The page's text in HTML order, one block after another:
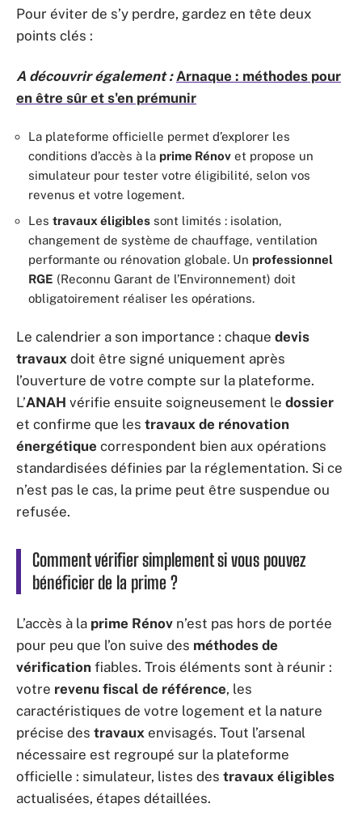
Pour éviter de s’y perdre, gardez en tête deux
points clés :
A découvrir également : Arnaque : méthodes pour
en être sûr et s'en prémunir
La plateforme officielle permet d’explorer les
conditions d’accès à la prime Rénov et propose un
simulateur pour tester votre éligibilité, selon vos
revenus et votre logement.
Les travaux éligibles sont limités : isolation,
changement de système de chauffage, ventilation
performante ou rénovation globale. Un professionnel
RGE (Reconnu Garant de l’Environnement) doit
obligatoirement réaliser les opérations.
Le calendrier a son importance : chaque devis
travaux doit être signé uniquement après
l’ouverture de votre compte sur la plateforme.
L’ANAH vérifie ensuite soigneusement le dossier
et confirme que les travaux de rénovation
énergétique correspondent bien aux opérations
standardisées définies par la réglementation. Si ce
n’est pas le cas, la prime peut être suspendue ou
refusée.
Comment vérifier simplement si vous pouvez
bénéficier de la prime ?
L’accès à la prime Rénov n’est pas hors de portée
pour peu que l’on suive des méthodes de
vérification fiables. Trois éléments sont à réunir :
votre revenu fiscal de référence, les
caractéristiques de votre logement et la nature
précise des travaux envisagés. Tout l’arsenal
nécessaire est regroupé sur la plateforme
officielle : simulateur, listes des travaux éligibles
actualisées, étapes détaillées.